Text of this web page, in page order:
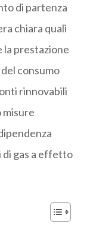
di partenza
chiara quali
la prestazione
consumo
rinnovabili
misure
di gas a effetto